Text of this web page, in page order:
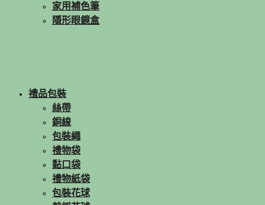
家用補色筆
隱形眼鏡盒
禮品包裝
絲帶
銅線
包裝繩
禮物袋
黏口袋
禮物紙袋
包裝花球